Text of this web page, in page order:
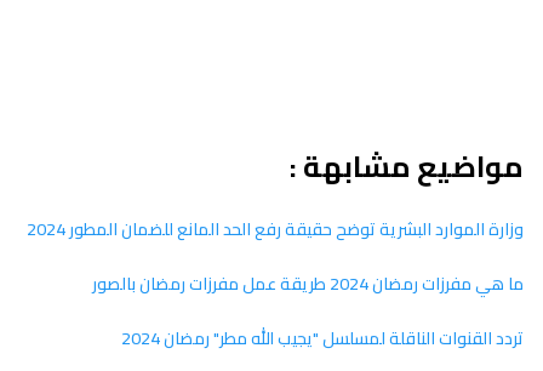
مواضيع مشابهة :
وزارة الموارد البشرية توضح حقيقة رفع الحد المانع للضمان المطور 2024
ما هي مفرزات رمضان 2024 طريقة عمل مفرزات رمضان بالصور
تردد القنوات الناقلة لمسلسل "يجيب الله مطر" رمضان 2024